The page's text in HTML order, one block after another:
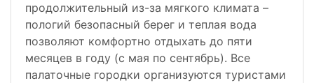
продолжительный из-за мягкого климата –
пологий безопасный берег и теплая вода
позволяют комфортно отдыхать до пяти
месяцев в году (с мая по сентябрь). Все
палаточные городки организуются туристами